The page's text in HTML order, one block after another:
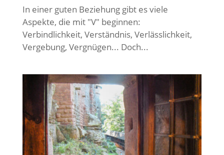
In einer guten Beziehung gibt es viele
Aspekte, die mit "V" beginnen:
Verbindlichkeit, Verständnis, Verlässlichkeit,
Vergebung, Vergnügen... Doch...